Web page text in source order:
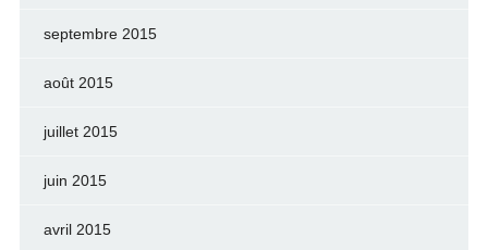
septembre 2015
août 2015
juillet 2015
juin 2015
avril 2015